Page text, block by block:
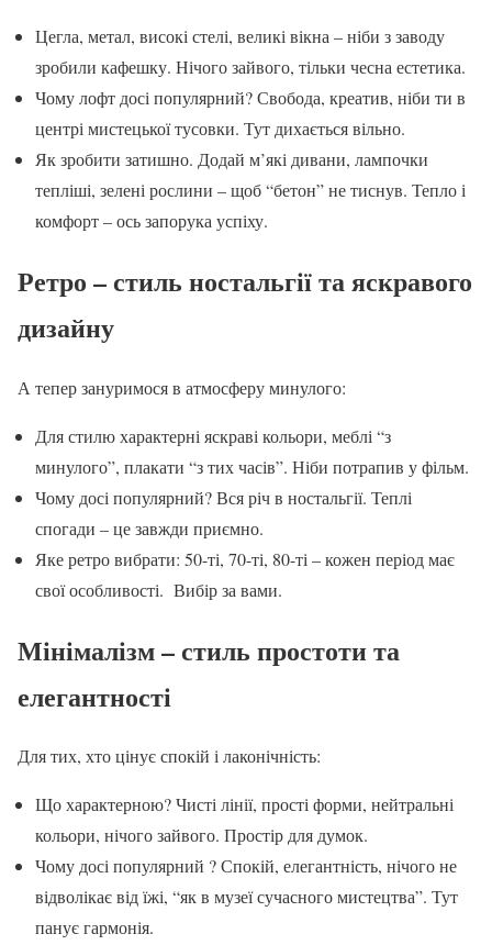
Цегла, метал, високі стелі, великі вікна – ніби з заводу
зробили кафешку. Нічого зайвого, тільки чесна естетика.
Чому лофт досі популярний? Свобода, креатив, ніби ти в
центрі мистецької тусовки. Тут дихається вільно.
Як зробити затишно. Додай м’які дивани, лампочки
тепліші, зелені рослини – щоб “бетон” не тиснув. Тепло і
комфорт – ось запорука успіху.
Ретро – стиль ностальгії та яскравого
дизайну
А тепер зануримося в атмосферу минулого:
Для стилю характерні яскраві кольори, меблі “з
минулого”, плакати “з тих часів”. Ніби потрапив у фільм.
Чому досі популярний? Вся річ в ностальгії. Теплі
спогади – це завжди приємно.
Яке ретро вибрати: 50-ті, 70-ті, 80-ті – кожен період має
свої особливості. Вибір за вами.
Мінімалізм – стиль простоти та
елегантності
Для тих, хто цінує спокій і лаконічність:
Що характерною? Чисті лінії, прості форми, нейтральні
кольори, нічого зайвого. Простір для думок.
Чому досі популярний ? Спокій, елегантність, нічого не
відволікає від їжі, “як в музеї сучасного мистецтва”. Тут
панує гармонія.